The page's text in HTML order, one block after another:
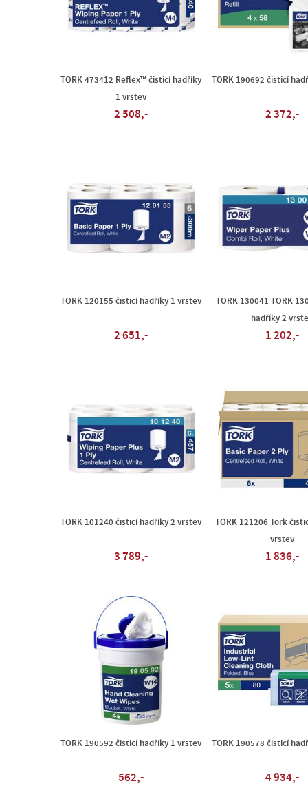
TORK 473412 Reflex™ čisticí hadříky
1 vrstev
2 508,-
TORK 190692 čisticí
2 372,-
TORK 120155 čisticí hadříky 1 vrstev
2 651,-
TORK 130041 TORK
hadříky 2
1 202,-
TORK 101240 čisticí hadříky 2 vrstev
3 789,-
TORK 121206 Tork
vrstev
1 836,-
TORK 190592 čisticí hadříky 1 vrstev
562,-
TORK 190578 čisticí
4 934,-